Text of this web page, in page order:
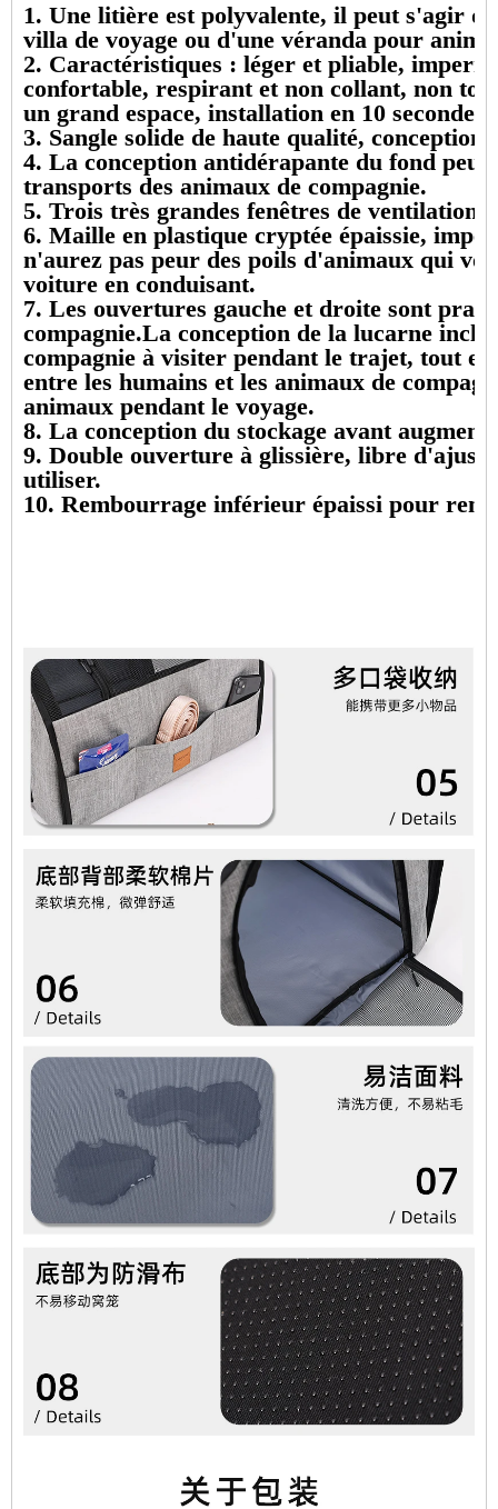
1. Une litière est polyvalente, il peut s'agir
villa de voyage ou d'une véranda pour
2. Caractéristiques : léger et pliable,
confortable, respirant et non collant, non
un grand espace, installation en 10
3. Sangle solide de haute qualité,
4. La conception antidérapante du fond
transports des animaux de compagnie.
5. Trois très grandes fenêtres de
6. Maille en plastique cryptée épaissie,
n'aurez pas peur des poils d'animaux qui
voiture en conduisant.
7. Les ouvertures gauche et droite sont
compagnie.La conception de la lucarne
compagnie à visiter pendant le trajet, tout
entre les humains et les animaux de
animaux pendant le voyage.
8. La conception du stockage avant
9. Double ouverture à glissière, libre
utiliser.
10. Rembourrage inférieur épaissi pour